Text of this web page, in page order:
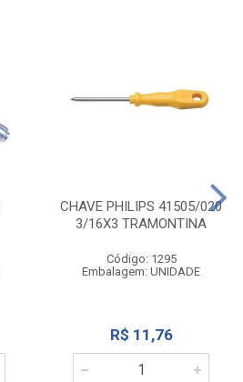
CHAVE PHILIPS 41505/020
3/16X3 TRAMONTINA
Código: 1295
Embalagem: UNIDADE
R$ 11,76